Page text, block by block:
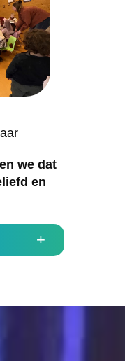
we dat
en
+